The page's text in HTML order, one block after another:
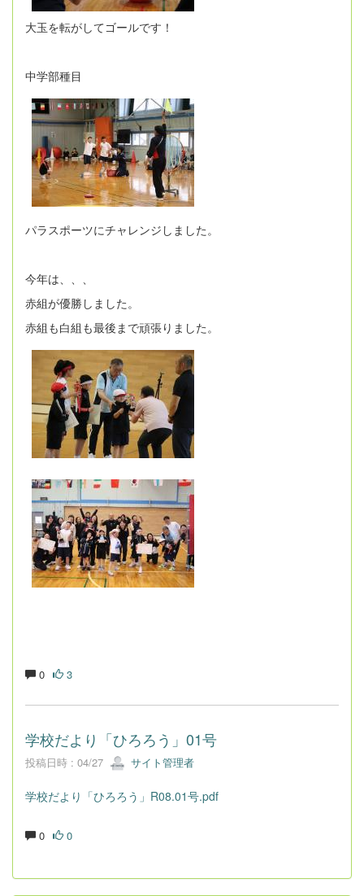
大玉を転がしてゴールです！
中学部種目
パラスポーツにチャレンジしました。
今年は、、、
赤組が優勝しました。
赤組も白組も最後まで頑張りました。
0 3
学校だより「ひろろう」01号
投稿日時 : 04/27 サイト管理者
学校だより「ひろろう」R08.01号.pdf
0 0